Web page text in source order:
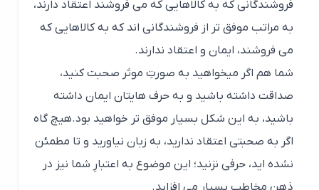
نشده اید، حرفی نزنید؛ این موضوع به اعتبارِ شما نیز در
ذهنِ مخاطب بسیار می افزاید.
خودشیفته نباشید،در مورد مخاطبِ تان حرف
بزنید
بعضی اوقات ما آنقدر خودشیفته هستیم که فرصت به
دیگران نمی دهیم که صحبت کنند و یا اعتقاداتشان را
بیان کنند اما برای داشتنِ یک گفت و گوی عالی شما باید
به دیگران اجازه دیده شدن و صحبت کردن بدهید و از